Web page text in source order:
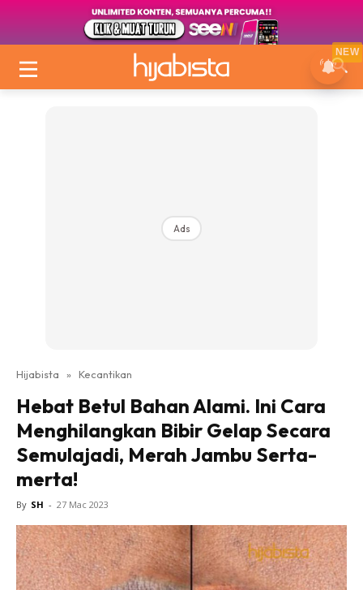
Ads
Hijabista » Kecantikan
Hebat Betul Bahan Alami. Ini Cara
Menghilangkan Bibir Gelap Secara
Semulajadi, Merah Jambu Serta-
merta!
By SH - 27 Mac 2023
NEW